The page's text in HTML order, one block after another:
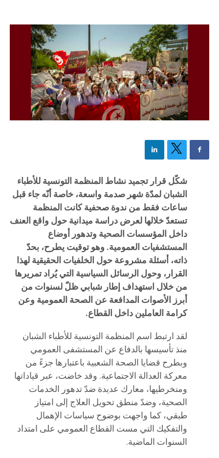
شكّل قرار تجميد نشاط المنظمة التونسية للأطباء
الشبان لمدّة شهر صدمة واسعة، خاصة أنّه جاء قبل
ساعات فقط من ندوة صحفية كانت المنظمة
تستعدّ خلالها لعرض دراسة ميدانية حول واقع العنف
داخل المؤسسات الصحية وتدهور أوضاع
المستشفيات العمومية. وهو توقيت يطرح، بحدّ
ذاته، أسئلة مشروعة حول الخلفيات الحقيقية لهذا
القرار، وحول الرسائل السياسية التي يُراد تمريرها
من خلال استهداف إطار شبابي ظلّ لسنوات من
أبرز الأصوات المدافعة عن الصحة العمومية وعن
كرامة العاملين داخل القطاع.
لقد ارتبط اسم المنظمة التونسية للأطباء الشبان
منذ تأسيسها بالدفاع عن المستشفى العمومي
وبطرح قضايا الصحة الشعبية باعتبارها جزءً من
معركة العدالة الاجتماعية. وقد خاضت، عبر قياداتها
ومنخرطيها، معارك عديدة ضدّ تدهور الخدمات
الصحية، وضدّ منطق تحويل العلاج إلى امتياز
طبقي، كما واجهت بوضوح سياسات الإهمال
والتفكيك التي مست القطاع العمومي على امتداد
السنوات الماضية.